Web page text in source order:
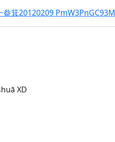
箕20120209 PmW3PnGC93M
XD